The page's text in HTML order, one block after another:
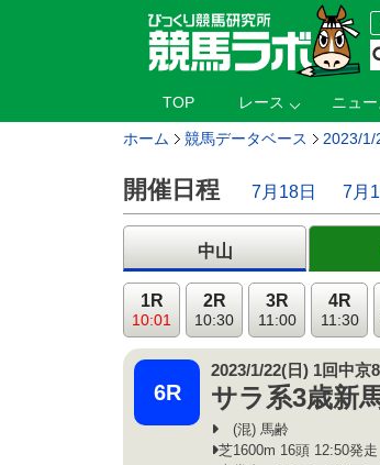
TOP レース ニュー
ホーム 競馬データベース 2023/1/
開催日程 7月18日 7月
中山
1R
10:01
2R
10:30
3R
11:00
4R
11:30
6R
2023/1/22(日) 1回中京
サラ系3歳新
(混) 馬齢
芝1600m 16頭 12:50発走